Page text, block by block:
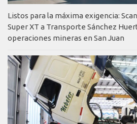
Listos para la máxima exigencia:
Super XT a Transporte Sánchez
operaciones mineras en San Juan